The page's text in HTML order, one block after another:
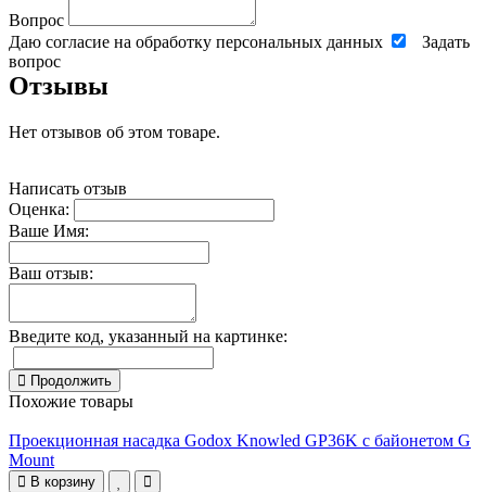
Вопрос
Даю согласие на обработку персональных данных
Задать
вопрос
Отзывы
Нет отзывов об этом товаре.
Написать отзыв
Оценка:
Ваше Имя:
Ваш отзыв:
Введите код, указанный на картинке:
Продолжить
Похожие товары
Проекционная насадка Godox Knowled GP36K с байонетом G
Mount
В корзину